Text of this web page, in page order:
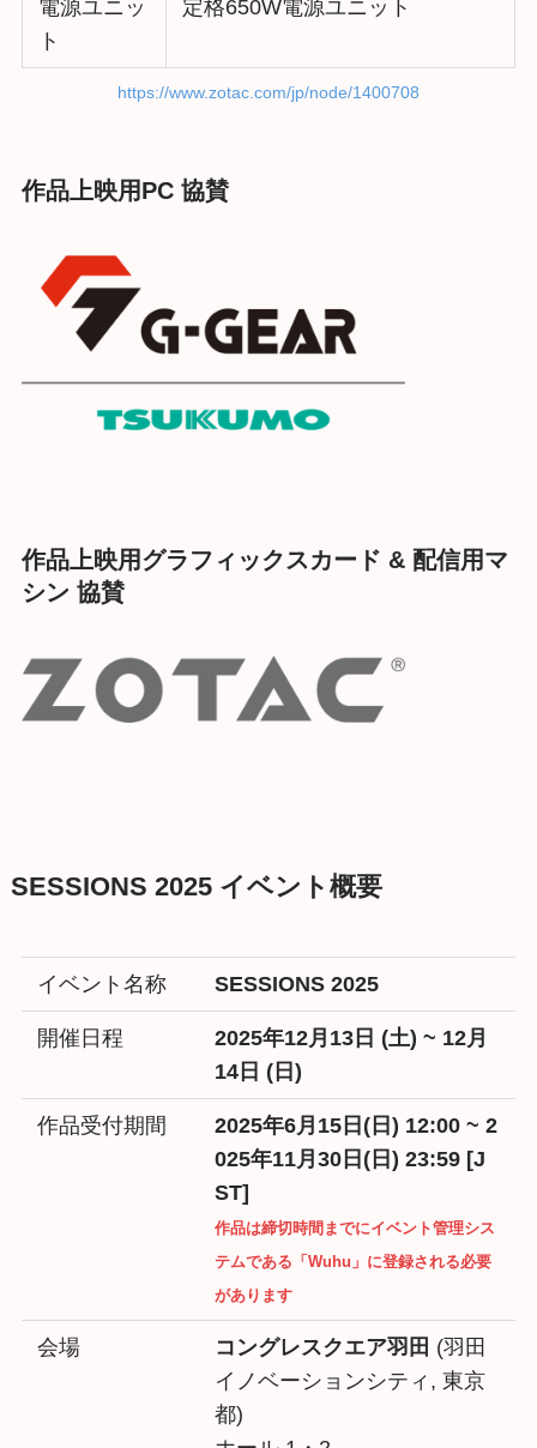
電源ユニッ
ト
定格650W電源ユニット
https://www.zotac.com/jp/node/1400708
作品上映用PC 協賛
作品上映用グラフィックスカード & 配信用マ
シン 協賛
SESSIONS 2025 イベント概要
イベント名称 SESSIONS 2025
開催日程
2025年12月13日 (土) ~ 12月
14日 (日)
作品受付期間
2025年6月15日(日) 12:00 ~ 2
025年11月30日(日) 23:59 [J
ST]
作品は締切時間までにイベント管理シス
テムである「Wuhu」に登録される必要
があります
会場 コングレスクエア羽田 (羽田
イノベーションシティ, 東京
都)